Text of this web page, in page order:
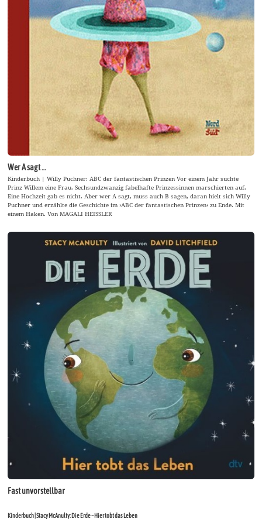
Wer A sagt …
Kinderbuch | Willy Puchner: ABC der fantastischen Prinzen Vor einem Jahr suchte
Prinz Willem eine Frau. Sechsundzwanzig fabelhafte Prinzessinnen marschierten auf.
Eine Hochzeit gab es nicht. Aber wer A sagt, muss auch B sagen, daran hielt sich Willy
Puchner und erzählte die Geschichte im ›ABC der fantastischen Prinzen‹ zu Ende. Mit
einem Haken. Von MAGALI HEISSLER
Fast unvorstellbar
Kinderbuch | Stacy McAnulty: Die Erde – Hier tobt das Leben